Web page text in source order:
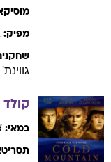
מפיק:
גווינת'
קולד
במאי: